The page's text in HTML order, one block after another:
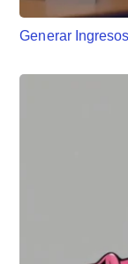
Generar